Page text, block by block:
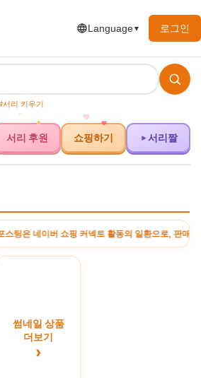
Language▼ 로그인
서리 키우기
서리 후원 쇼핑하기 서리짤
네이버 쇼핑 커넥트 활동의 일환으로, 판매
썸네일 상품
더보기
›